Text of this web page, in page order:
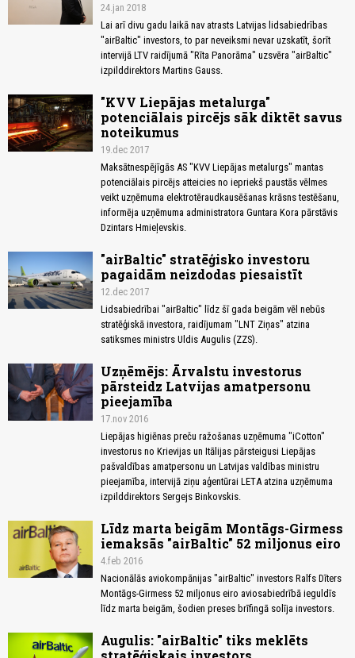
24.jan 2018
Lai arī divu gadu laikā nav atrasts Latvijas lidsabiedrības
"airBaltic" investors, to par neveiksmi nevar uzskatīt, šorīt
intervijā LTV raidījumā "Rīta Panorāma" uzsvēra "airBaltic"
izpilddirektors Martins Gauss.
"KVV Liepājas metalurga"
potenciālais pircējs sāk diktēt savus
noteikumus
19.dec 2017
Maksātnespējīgās AS "KVV Liepājas metalurgs" mantas
potenciālais pircējs atteicies no iepriekš paustās vēlmes
veikt uzņēmuma elektrotēraudkausēšanas krāsns testēšanu,
informēja uzņēmuma administratora Guntara Kora pārstāvis
Dzintars Hmieļevskis.
"airBaltic" stratēģisko investoru
pagaidām neizdodas piesaistīt
12.dec 2017
Lidsabiedrībai "airBaltic" līdz šī gada beigām vēl nebūs
stratēģiskā investora, raidījumam "LNT Ziņas" atzina
satiksmes ministrs Uldis Augulis (ZZS).
Uzņēmējs: Ārvalstu investorus
pārsteidz Latvijas amatpersonu
pieejamība
17.nov 2016
Liepājas higiēnas preču ražošanas uzņēmuma "iCotton"
investorus no Krievijas un Itālijas pārsteigusi Liepājas
pašvaldības amatpersonu un Latvijas valdības ministru
pieejamība, intervijā ziņu aģentūrai LETA atzina uzņēmuma
izpilddirektors Sergejs Binkovskis.
Līdz marta beigām Montāgs-Girmess
iemaksās "airBaltic" 52 miljonus eiro
4.feb 2016
Nacionālās aviokompānijas "airBaltic" investors Ralfs Dīters
Montāgs-Girmess 52 miljonus eiro aviosabiedrībā ieguldīs
līdz marta beigām, šodien preses brīfingā solīja investors.
Augulis: "airBaltic" tiks meklēts